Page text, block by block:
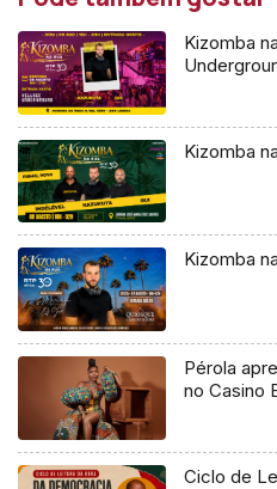
Kizomba
Kizomba
Kizomba
Pérola
no Casino
Ciclo de